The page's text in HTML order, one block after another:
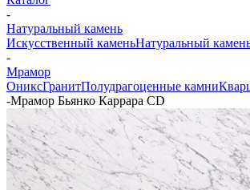
-
Натуральный камень
Искусственный каменьНатуральный
-
Мрамор
ОниксГранитПолудрагоценные камни
-Мрамор Бьянко Каррара CD